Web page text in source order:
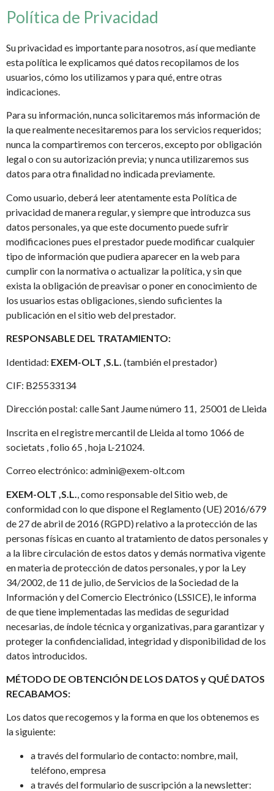
Política de Privacidad
Su privacidad es importante para nosotros, así que mediante
esta política le explicamos qué datos recopilamos de los
usuarios, cómo los utilizamos y para qué, entre otras
indicaciones.
Para su información, nunca solicitaremos más información de
la que realmente necesitaremos para los servicios requeridos;
nunca la compartiremos con terceros, excepto por obligación
legal o con su autorización previa; y nunca utilizaremos sus
datos para otra finalidad no indicada previamente.
Como usuario, deberá leer atentamente esta Política de
privacidad de manera regular, y siempre que introduzca sus
datos personales, ya que este documento puede sufrir
modificaciones pues el prestador puede modificar cualquier
tipo de información que pudiera aparecer en la web para
cumplir con la normativa o actualizar la política, y sin que
exista la obligación de preavisar o poner en conocimiento de
los usuarios estas obligaciones, siendo suficientes la
publicación en el sitio web del prestador.
RESPONSABLE DEL TRATAMIENTO:
Identidad: EXEM-OLT ,S.L. (también el prestador)
CIF: B25533134
Dirección postal: calle Sant Jaume número 11, 25001 de Lleida
Inscrita en el registre mercantil de Lleida al tomo 1066 de
societats , folio 65 , hoja L-21024.
Correo electrónico: admini@exem-olt.com
EXEM-OLT ,S.L.
, como responsable del Sitio web, de
conformidad con lo que dispone el Reglamento (UE) 2016/679
de 27 de abril de 2016 (RGPD) relativo a la protección de las
personas físicas en cuanto al tratamiento de datos personales y
a la libre circulación de estos datos y demás normativa vigente
en materia de protección de datos personales, y por la Ley
34/2002, de 11 de julio, de Servicios de la Sociedad de la
Información y del Comercio Electrónico (LSSICE), le informa
de que tiene implementadas las medidas de seguridad
necesarias, de índole técnica y organizativas, para garantizar y
proteger la confidencialidad, integridad y disponibilidad de los
datos introducidos.
MÉTODO DE OBTENCIÓN DE LOS DATOS y QUÉ DATOS
RECABAMOS:
Los datos que recogemos y la forma en que los obtenemos es
la siguiente:
a través del formulario de contacto: nombre, mail,
teléfono, empresa
a través del formulario de suscripción a la newsletter: